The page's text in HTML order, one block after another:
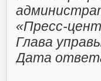
«Пресс-
Глава
Дата